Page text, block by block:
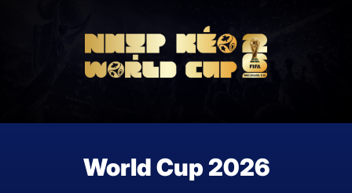
World Cup 2026